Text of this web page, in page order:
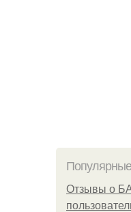
Отзывы о